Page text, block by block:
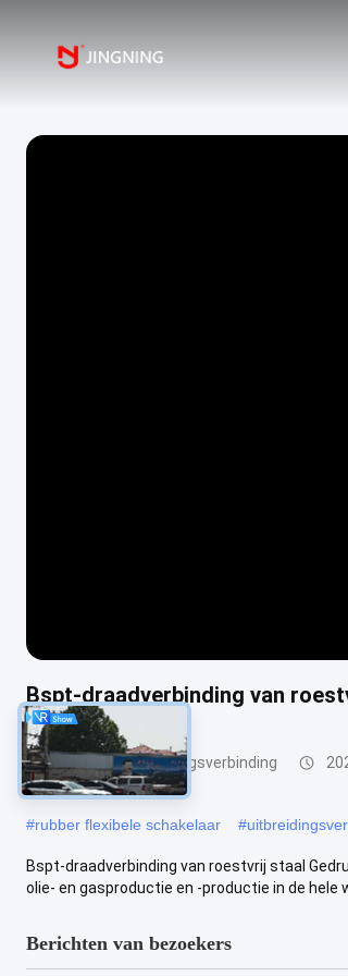
Bspt-draadverbinding van
Ingepaste Uitbreidingsverbinding
#rubber flexibele schakelaar #
Bspt-draadverbinding van roestvrij staal
olie- en gasproductie en -productie in de hele
Berichten van bezoekers